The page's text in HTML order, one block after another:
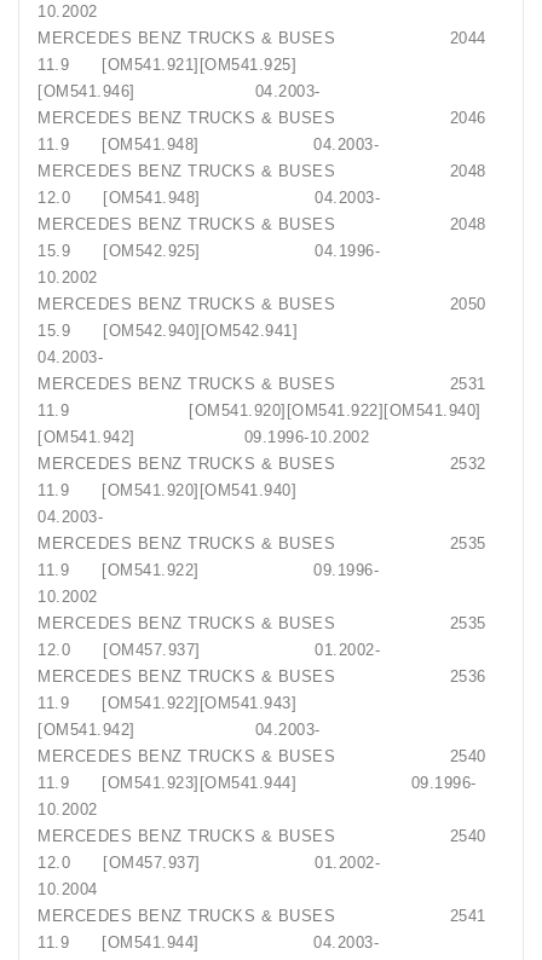
10.2002
MERCEDES BENZ TRUCKS & BUSES 2044
11.9 [OM541.921][OM541.925]
[OM541.946] 04.2003-
MERCEDES BENZ TRUCKS & BUSES 2046
11.9 [OM541.948] 04.2003-
MERCEDES BENZ TRUCKS & BUSES 2048
12.0 [OM541.948] 04.2003-
MERCEDES BENZ TRUCKS & BUSES 2048
15.9 [OM542.925] 04.1996-
10.2002
MERCEDES BENZ TRUCKS & BUSES 2050
15.9 [OM542.940][OM542.941]
04.2003-
MERCEDES BENZ TRUCKS & BUSES 2531
11.9 [OM541.920][OM541.922][OM541.940]
[OM541.942] 09.1996-10.2002
MERCEDES BENZ TRUCKS & BUSES 2532
11.9 [OM541.920][OM541.940]
04.2003-
MERCEDES BENZ TRUCKS & BUSES 2535
11.9 [OM541.922] 09.1996-
10.2002
MERCEDES BENZ TRUCKS & BUSES 2535
12.0 [OM457.937] 01.2002-
MERCEDES BENZ TRUCKS & BUSES 2536
11.9 [OM541.922][OM541.943]
[OM541.942] 04.2003-
MERCEDES BENZ TRUCKS & BUSES 2540
11.9 [OM541.923][OM541.944] 09.1996-
10.2002
MERCEDES BENZ TRUCKS & BUSES 2540
12.0 [OM457.937] 01.2002-
10.2004
MERCEDES BENZ TRUCKS & BUSES 2541
11.9 [OM541.944] 04.2003-